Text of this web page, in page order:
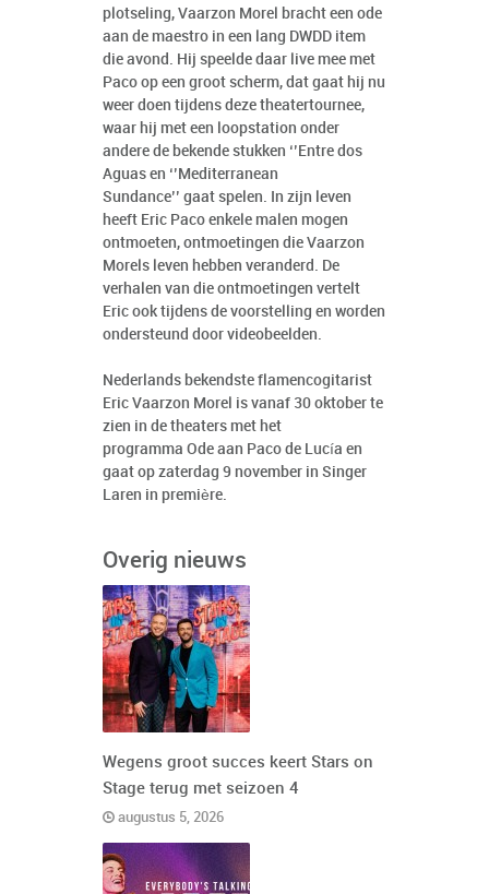
plotseling, Vaarzon Morel bracht een ode
aan de maestro in een lang DWDD item
die avond. Hij speelde daar live mee met
Paco op een groot scherm, dat gaat hij nu
weer doen tijdens deze theatertournee,
waar hij met een loopstation onder
andere de bekende stukken ‘’Entre dos
Aguas en ‘’Mediterranean
Sundance’’ gaat spelen. In zijn leven
heeft Eric Paco enkele malen mogen
ontmoeten, ontmoetingen die Vaarzon
Morels leven hebben veranderd. De
verhalen van die ontmoetingen vertelt
Eric ook tijdens de voorstelling en worden
ondersteund door videobeelden.
Nederlands bekendste flamencogitarist
Eric Vaarzon Morel is vanaf 30 oktober te
zien in de theaters met het
programma Ode aan Paco de Lucía en
gaat op zaterdag 9 november in Singer
Laren in première.
Overig nieuws
Wegens groot succes keert Stars on
Stage terug met seizoen 4
augustus 5, 2026